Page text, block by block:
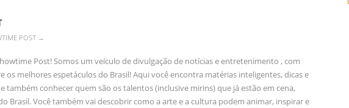
POST →
Post! Somos um veículo de divulgação de notícias e entretenimento , com
os melhores espetáculos do Brasil! Aqui você encontra matérias inteligentes, dicas e
também conhecer quem são os talentos (inclusive mirins) que já estão em cena,
Brasil. Você também vai descobrir como a arte e a cultura podem animar, inspirar e